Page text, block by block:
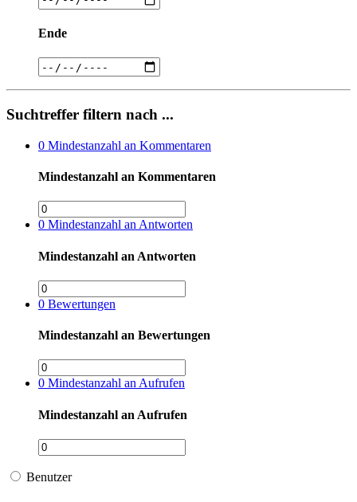
Ende
Suchtreffer filtern nach ...
0 Mindestanzahl an Kommentaren
Mindestanzahl an Kommentaren
0 Mindestanzahl an Antworten
Mindestanzahl an Antworten
0 Bewertungen
Mindestanzahl an Bewertungen
0 Mindestanzahl an Aufrufen
Mindestanzahl an Aufrufen
Benutzer